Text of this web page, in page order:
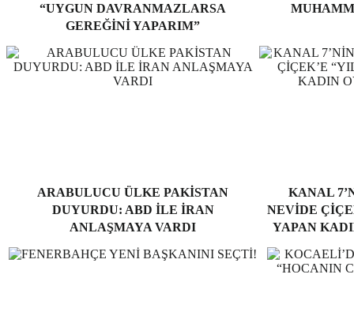
“UYGUN DAVRANMAZLARSA
GEREĞINI YAPARIM”
ARABULUCU ÜLKE PAKISTAN
DUYURDU: ABD ILE İRAN
ANLAŞMAYA VARDI
KANAL
NEVİDE
YAPAN